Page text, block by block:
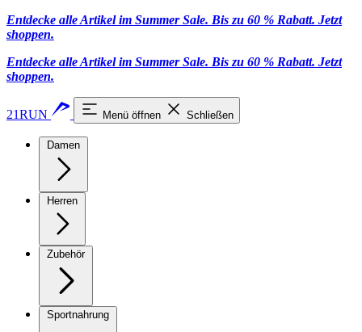
Entdecke alle Artikel im Summer Sale. Bis zu 60 % Rabatt. Jetzt
shoppen.
Entdecke alle Artikel im Summer Sale. Bis zu 60 % Rabatt. Jetzt
shoppen.
21RUN Menü öffnen Schließen
Damen
Herren
Zubehör
Sportnahrung